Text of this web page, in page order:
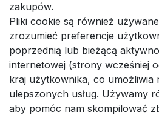
zakupów.
Pliki cookie są również
zrozumieć preferencje
poprzednią lub bieżącą
internetowej (strony wcześniej
kraj użytkownika, co umożliwia
ulepszonych usług. Używamy
aby pomóc nam skompilować